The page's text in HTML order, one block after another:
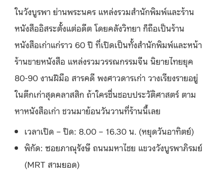
ในวังบูรพา ย่านพระนคร แหล่งรวมสำนักพิมพ์และร้าน
หนังสืออิสระตั้งแต่อดีต โดยคลังวิทยา ก็ถือเป็นร้าน
หนังสือเก่าแก่ราว 60 ปี ที่เปิดเป็นทั้งสำนักพิมพ์และหน้า
ร้านขายหนังสือ แหล่งรวมวรรณกรรมจีน นิยายไทยยุค
80-90 งานฝีมือ สารคดี พงศาวดารเก่า วางเรียงรายอยู่
ในตึกเก่าสุดคลาสสิก ถ้าใครชื่นชอบประวัติศาสตร์ ตาม
หาหนังสือเก่า ชวนมาย้อนวันวานที่ร้านนี้เลย
เวลาเปิด – ปิด: 8.00 – 16.30 น. (หยุดวันอาทิตย์)
พิกัด: ซอยภาณุรังษี ถนนมหาไชย แขวงวังบูรพาภิรมย์
(MRT สามยอด)